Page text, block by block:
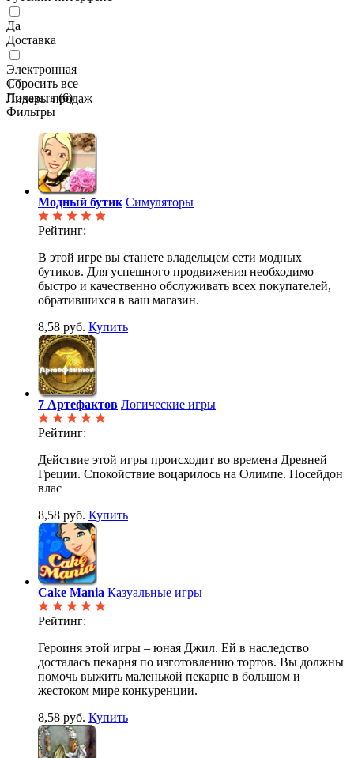
Да
Доставка
Электронная
Лидеры продаж
Сбросить все
Показать (6)
Фильтры
Модный бутик Симуляторы
Рейтинг:
В этой игре вы станете владельцем сети модных
бутиков. Для успешного продвижения необходимо
быстро и качественно обслуживать всех покупателей,
обратившихся в ваш магазин.
8,58 руб. Купить
7 Артефактов Логические игры
Рейтинг:
Действие этой игры происходит во времена Древней
Греции. Спокойствие воцарилось на Олимпе. Посейдон
влас
8,58 руб. Купить
Cake Mania Казуальные игры
Рейтинг:
Героиня этой игры – юная Джил. Ей в наследство
досталась пекарня по изготовлению тортов. Вы должны
помочь выжить маленькой пекарне в большом и
жестоком мире конкуренции.
8,58 руб. Купить